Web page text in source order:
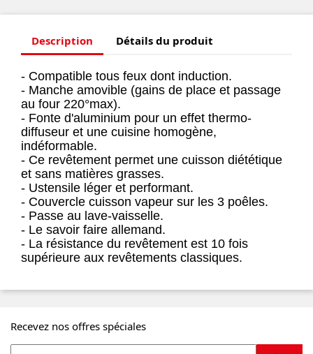
Description Détails du produit
- Compatible tous feux dont induction.
- Manche amovible (gains de place et passage
au four 220°max).
- Fonte d'aluminium pour un effet thermo-
diffuseur et une cuisine homogène,
indéformable.
- Ce revêtement permet une cuisson diététique
et sans matières grasses.
- Ustensile léger et performant.
- Couvercle cuisson vapeur sur les 3 poêles.
- Passe au lave-vaisselle.
- Le savoir faire allemand.
- La résistance du revêtement est 10 fois
supérieure aux revêtements classiques.
Recevez nos offres spéciales